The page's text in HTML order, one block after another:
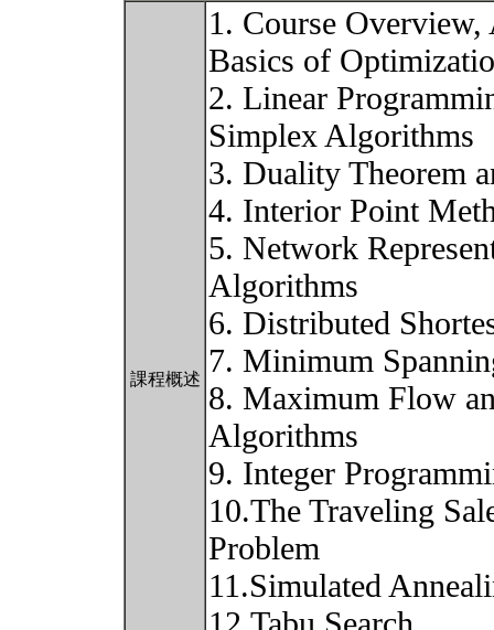
課程概述
1. Course
Basics of
2. Linear
Simplex Algorithms
3. Duality Theorem
4. Interior Point
5. Network
Algorithms
6. Distributed
7. Minimum
8. Maximum Flow
Algorithms
9. Integer
10.The Traveling
Problem
11.Simulated